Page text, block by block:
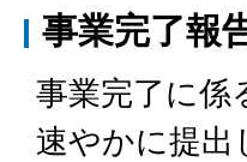
事業完了報
事業完了に係
速やかに提出